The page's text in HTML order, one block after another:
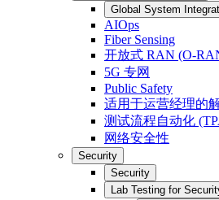
Global System
AIOps
Fiber Sensing
开放式 RAN (O-
5G 专网
Public Safety
适用于运营经理的
测试流程自动化
网络安全性
Security
Security
Lab Testing for